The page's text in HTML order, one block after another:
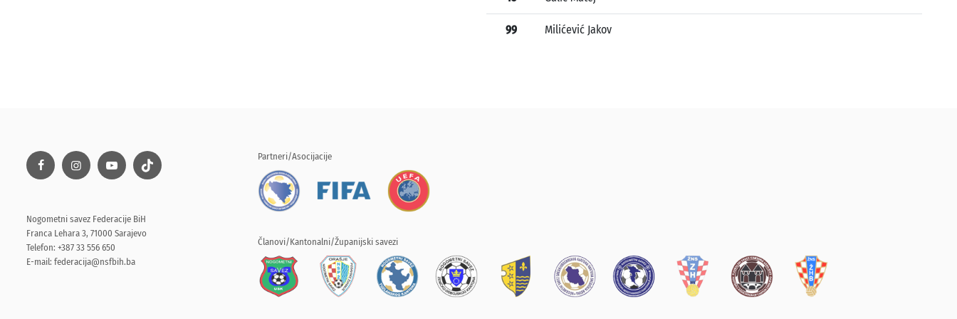
99 Milićević Jakov
Nogometni savez Federacije BiH
Franca Lehara 3, 71000 Sarajevo
Telefon: +387 33 556 650
E-mail: federacija@nsfbih.ba
Partneri/Asocijacije
Članovi/Kantonalni/Županijski savezi